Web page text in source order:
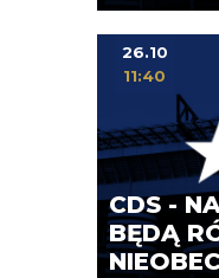
CDS -
BĘDĄ
26.10
11:40